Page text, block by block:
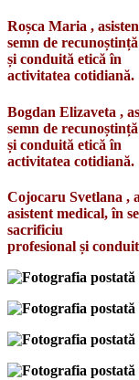
Roșca Maria ,
semn de
și conduită etică în
activitatea cotidiană.
Bogdan Elizaveta ,
semn de
și conduită etică în
activitatea cotidiană.
Cojocaru Svetlana ,
asistent medical, în
sacrificiu
profesional și